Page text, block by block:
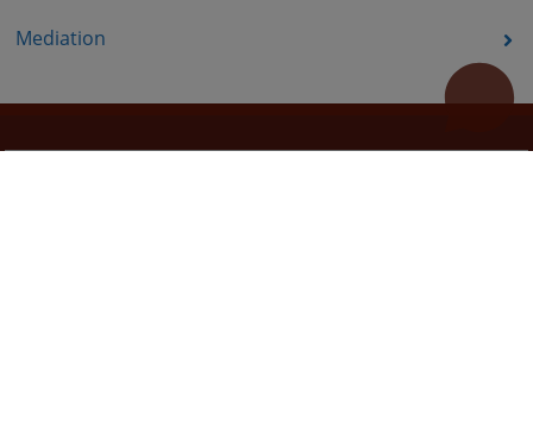
Mediation